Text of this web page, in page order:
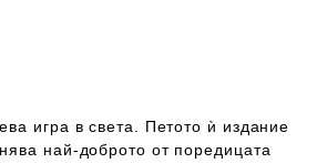
игра в света. Петото ѝ издание
най-доброто от поредицата